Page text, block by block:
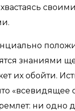
своими
знаниями
их обойти.
«всевидящее
ни одно